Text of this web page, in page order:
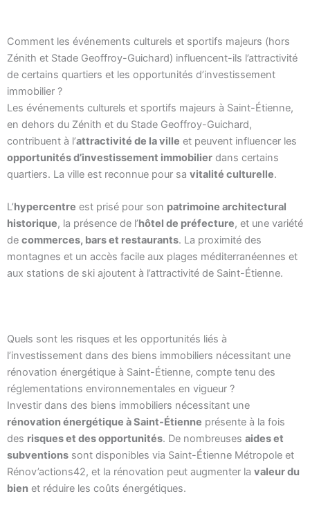
Comment les événements culturels et sportifs majeurs (hors
Zénith et Stade Geoffroy-Guichard) influencent-ils l’attractivité
de certains quartiers et les opportunités d’investissement
immobilier ?
Les événements culturels et sportifs majeurs à Saint-Étienne,
en dehors du Zénith et du Stade Geoffroy-Guichard,
contribuent à l’attractivité de la ville et peuvent influencer les
opportunités d’investissement immobilier dans certains
quartiers. La ville est reconnue pour sa vitalité culturelle.
L’hypercentre est prisé pour son patrimoine architectural
historique, la présence de l’hôtel de préfecture, et une variété
de commerces, bars et restaurants. La proximité des
montagnes et un accès facile aux plages méditerranéennes et
aux stations de ski ajoutent à l’attractivité de Saint-Étienne.
Quels sont les risques et les opportunités liés à
l’investissement dans des biens immobiliers nécessitant une
rénovation énergétique à Saint-Étienne, compte tenu des
réglementations environnementales en vigueur ?
Investir dans des biens immobiliers nécessitant une
rénovation énergétique à Saint-Étienne présente à la fois
des risques et des opportunités. De nombreuses aides et
subventions sont disponibles via Saint-Étienne Métropole et
Rénov’actions42, et la rénovation peut augmenter la valeur du
bien et réduire les coûts énergétiques.